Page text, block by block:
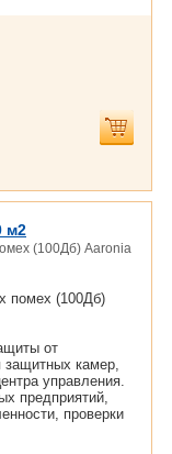
м2
(100Дб) Aaronia
помех (100Дб)
от
защитных камер,
управления.
предприятий,
проверки